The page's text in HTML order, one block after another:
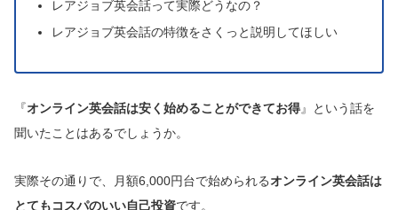
レアジョブ英会話って実際どうなの？
レアジョブ英会話の特徴をさくっと説明してほしい
『オンライン英会話は安く始めることができてお得』という話を
聞いたことはあるでしょうか。
実際その通りで、月額6,000円台で始められるオンライン英会話は
とてもコスパのいい自己投資です。